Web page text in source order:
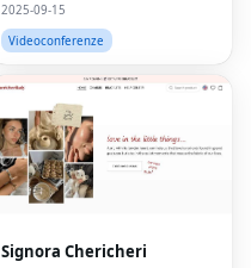
2025-09-15
Videoconferenze
Signora Chericheri